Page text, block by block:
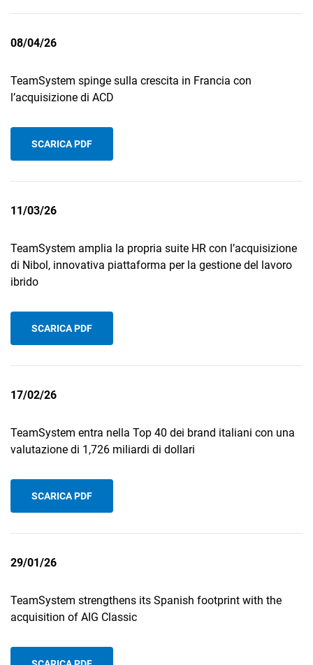
08/04/26
TeamSystem spinge sulla crescita in Francia con
l’acquisizione di ACD
SCARICA PDF
11/03/26
TeamSystem amplia la propria suite HR con l’acquisizione
di Nibol, innovativa piattaforma per la gestione del lavoro
ibrido
SCARICA PDF
17/02/26
TeamSystem entra nella Top 40 dei brand italiani con una
valutazione di 1,726 miliardi di dollari
SCARICA PDF
29/01/26
TeamSystem strengthens its Spanish footprint with the
acquisition of AIG Classic